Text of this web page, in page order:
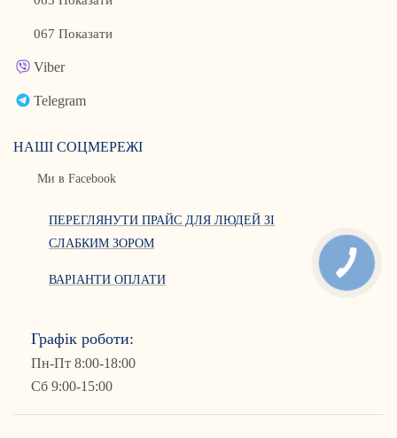
Графік роботи:
Пн-Пт 8:00-18:00
Сб 9:00-15:00
067 Показати
Viber
Telegram
НАШІ СОЦМЕРЕЖІ
Ми в Facebook
ПЕРЕГЛЯНУТИ ПРАЙС ДЛЯ ЛЮДЕЙ ЗІ
СЛАБКИМ ЗОРОМ
ВАРІАНТИ ОПЛАТИ